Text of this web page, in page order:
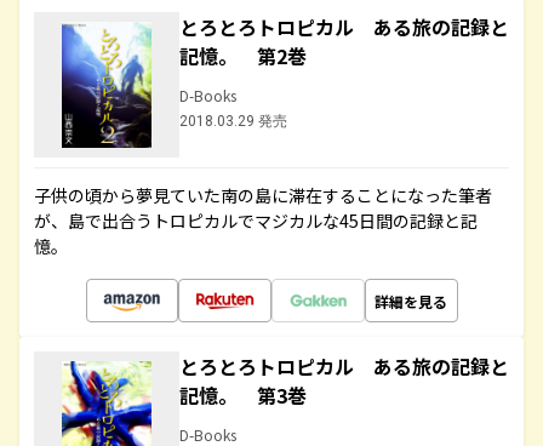
とろとろトロピカル ある旅の記録と
記憶。 第2巻
D-Books
2018.03.29 発売
子供の頃から夢見ていた南の島に滞在することになった筆者
が、島で出合うトロピカルでマジカルな45日間の記録と記
憶。
詳細を見る
とろとろトロピカル ある旅の記録と
記憶。 第3巻
D-Books